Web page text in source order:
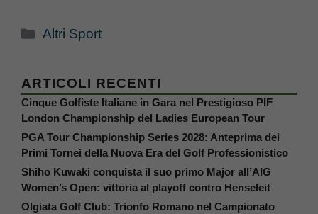
Categorie
Altri Sport
ARTICOLI RECENTI
Cinque Golfiste Italiane in Gara nel Prestigioso PIF
London Championship del Ladies European Tour
PGA Tour Championship Series 2028: Anteprima dei
Primi Tornei della Nuova Era del Golf Professionistico
Shiho Kuwaki conquista il suo primo Major all’AIG
Women’s Open: vittoria al playoff contro Henseleit
Olgiata Golf Club: Trionfo Romano nel Campionato